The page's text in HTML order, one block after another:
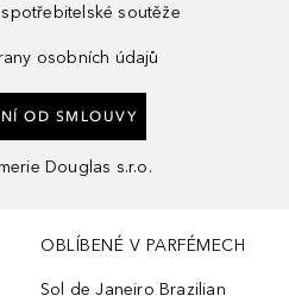
soutěže
osobních údajů
OD SMLOUVY
Douglas s.r.o.
OBLÍBENÉ V PARFÉMECH
Sol de Janeiro Brazilian